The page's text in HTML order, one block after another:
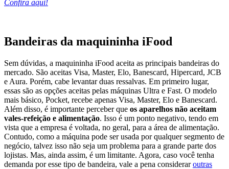
Confira aqui!
Bandeiras da maquininha iFood
Sem dúvidas, a maquininha iFood aceita as principais bandeiras do
mercado. São aceitas Visa, Master, Elo, Banescard, Hipercard, JCB
e Aura. Porém, cabe levantar duas ressalvas. Em primeiro lugar,
essas são as opções aceitas pelas máquinas Ultra e Fast. O modelo
mais básico, Pocket, recebe apenas Visa, Master, Elo e Banescard.
Além disso, é importante perceber que os aparelhos não aceitam
vales-refeição e alimentação. Isso é um ponto negativo, tendo em
vista que a empresa é voltada, no geral, para a área de alimentação.
Contudo, como a máquina pode ser usada por qualquer segmento de
negócio, talvez isso não seja um problema para a grande parte dos
lojistas. Mas, ainda assim, é um limitante. Agora, caso você tenha
demanda por esse tipo de bandeira, vale a pena consideraroutras